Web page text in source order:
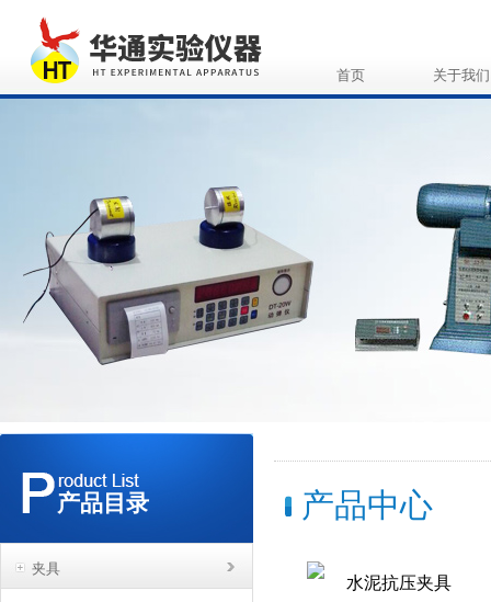
首页 关于我们
产品目录
夹具
产品中心
水泥抗压夹具